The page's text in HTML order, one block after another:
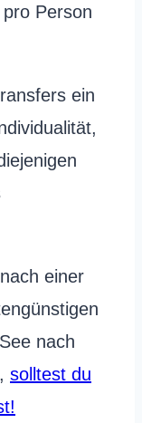
Person
ein
einer
nach
solltest du